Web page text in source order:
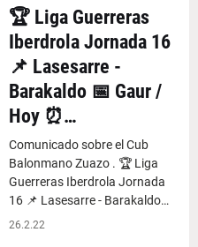
🏆 Liga Guerreras
Iberdrola Jornada 16
📌 Lasesarre -
Barakaldo 📅 Gaur /
Hoy ⏰…
Comunicado sobre el Cub
Balonmano Zuazo . 🏆 Liga
Guerreras Iberdrola Jornada
16 📌 Lasesarre - Barakaldo…
26.2.22